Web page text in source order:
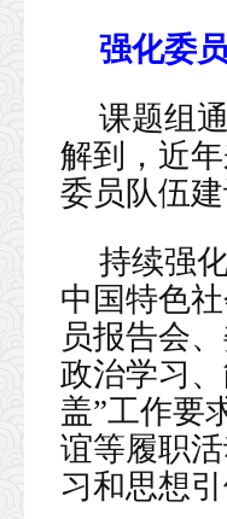
强化委
课题组
解到，近
委员队伍
持续强
中国特色
员报告会
政治学习
盖”工作要
谊等履职
习和思想